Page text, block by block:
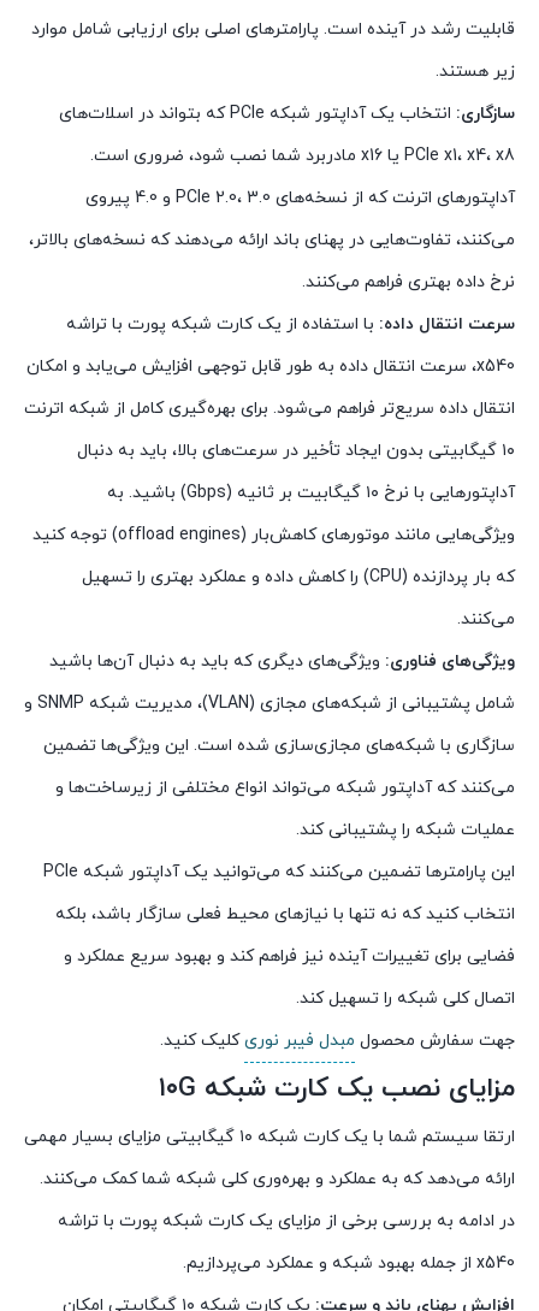
قابلیت رشد در آینده است. پارامترهای اصلی برای ارزیابی شامل موارد
زیر هستند.
سازگاری:
انتخاب یک آداپتور شبکه PCIe که بتواند در اسلات‌های
PCIe x1، x4، x8 یا x16 مادربرد شما نصب شود، ضروری است.
آداپتورهای اترنت که از نسخه‌های PCIe 2.0، 3.0 و 4.0 پیروی
می‌کنند، تفاوت‌هایی در پهنای باند ارائه می‌دهند که نسخه‌های بالاتر،
نرخ داده بهتری فراهم می‌کنند.
سرعت انتقال داده: با استفاده از یک کارت شبکه پورت با تراشه
x540، سرعت انتقال داده به طور قابل توجهی افزایش می‌یابد و امکان
انتقال داده سریع‌تر فراهم می‌شود. برای بهره‌گیری کامل از شبکه اترنت
۱۰ گیگابیتی بدون ایجاد تأخیر در سرعت‌های بالا، باید به دنبال
آداپتورهایی با نرخ ۱۰ گیگابیت بر ثانیه (Gbps) باشید. به
ویژگی‌هایی مانند موتورهای کاهش‌بار (offload engines) توجه کنید
که بار پردازنده (CPU) را کاهش داده و عملکرد بهتری را تسهیل
می‌کنند.
ویژگی‌های فناوری: ویژگی‌های دیگری که باید به دنبال آن‌ها باشید
شامل پشتیبانی از شبکه‌های مجازی (VLAN)، مدیریت شبکه SNMP و
سازگاری با شبکه‌های مجازی‌سازی شده است. این ویژگی‌ها تضمین
می‌کنند که آداپتور شبکه می‌تواند انواع مختلفی از زیرساخت‌ها و
عملیات شبکه را پشتیبانی کند.
این پارامترها تضمین می‌کنند که می‌توانید یک آداپتور شبکه PCIe
انتخاب کنید که نه تنها با نیازهای محیط فعلی سازگار باشد، بلکه
فضایی برای تغییرات آینده نیز فراهم کند و بهبود سریع عملکرد و
اتصال کلی شبکه را تسهیل کند.
جهت سفارش محصول مبدل فیبر نوریکلیک کنید.
مزایای نصب یک کارت شبکه ۱۰G
ارتقا سیستم شما با یک کارت شبکه ۱۰ گیگابیتی مزایای بسیار مهمی
ارائه می‌دهد که به عملکرد و بهره‌وری کلی شبکه شما کمک می‌کنند.
در ادامه به بررسی برخی از مزایای یک کارت شبکه پورت با تراشه
x540 از جمله بهبود شبکه و عملکرد می‌پردازیم.
افزایش پهنای باند و سرعت:
یک کارت شبکه ۱۰ گیگابیتی امکان